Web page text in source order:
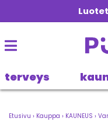
terveys
Etusivu › Kauppa › KAUNEUS ›